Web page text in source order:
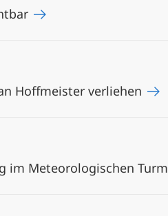
Hoffmeister verliehen
im Meteorologischen Turm